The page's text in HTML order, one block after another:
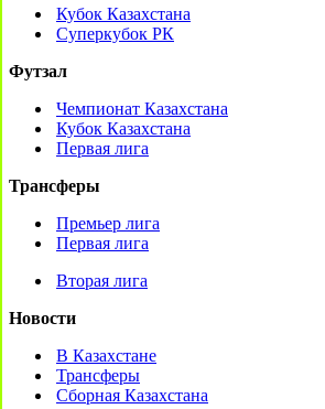
Кубок Казахстана
Суперкубок РК
Футзал
Чемпионат Казахстана
Кубок Казахстана
Первая лига
Трансферы
Премьер лига
Первая лига
Вторая лига
Новости
В Казахстане
Трансферы
Сборная Казахстана